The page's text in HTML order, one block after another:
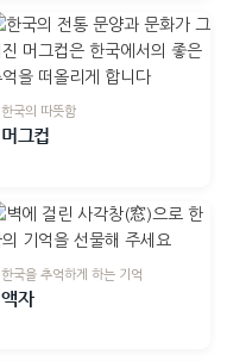
한국의 따뜻함
머그컵
한국을 추억하게 하는 기억
액자